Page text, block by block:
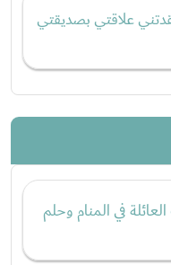
علاقتي بصديقتي
في المنام وحلم